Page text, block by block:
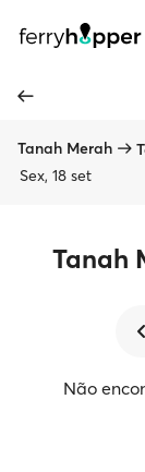
Tanah Merah
Sex, 18 set
Tanah
Não